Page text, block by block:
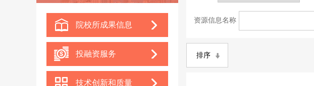
院校所成果信息
投融资服务
技术创新和质量
资源信息名称
排序